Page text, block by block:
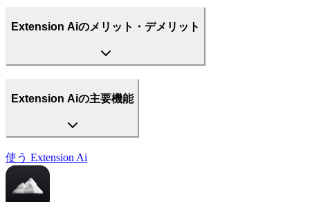
Extension Aiのメリット・デメリット
Extension Aiの主要機能
使う Extension Ai